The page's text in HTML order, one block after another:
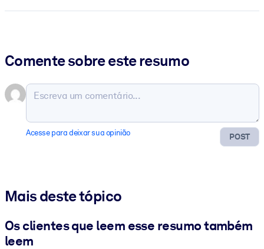
Comente sobre este resumo
POST
Acesse para deixar sua opinião
Mais deste tópico
Os clientes que leem esse resumo também
leem